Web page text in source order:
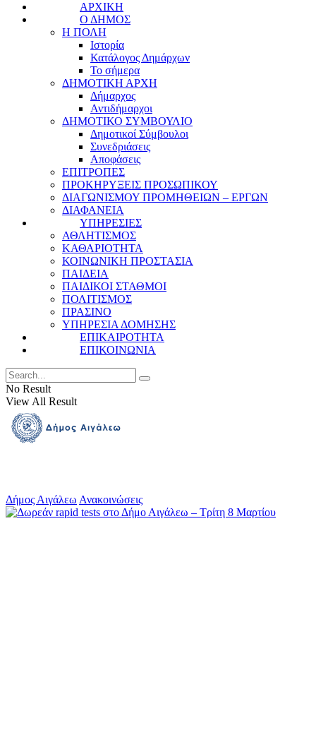
ΑΡΧΙΚΗ
Ο ΔΗΜΟΣ
Η ΠΟΛΗ
Ιστορία
Κατάλογος Δημάρχων
Το σήμερα
ΔΗΜΟΤΙΚΗ ΑΡΧΗ
Δήμαρχος
Αντιδήμαρχοι
ΔΗΜΟΤΙΚΟ ΣΥΜΒΟΥΛΙΟ
Δημοτικοί Σύμβουλοι
Συνεδριάσεις
Αποφάσεις
ΕΠΙΤΡΟΠΕΣ
ΠΡΟΚΗΡΥΞΕΙΣ ΠΡΟΣΩΠΙΚΟΥ
ΔΙΑΓΩΝΙΣΜΟΥ ΠΡΟΜΗΘΕΙΩΝ – ΕΡΓΩΝ
ΔΙΑΦΑΝΕΙΑ
ΥΠΗΡΕΣΙΕΣ
ΑΘΛΗΤΙΣΜΟΣ
ΚΑΘΑΡΙΟΤΗΤΑ
ΚΟΙΝΩΝΙΚΗ ΠΡΟΣΤΑΣΙΑ
ΠΑΙΔΕΙΑ
ΠΑΙΔΙΚΟΙ ΣΤΑΘΜΟΙ
ΠΟΛΙΤΙΣΜΟΣ
ΠΡΑΣΙΝΟ
ΥΠΗΡΕΣΙΑ ΔΟΜΗΣΗΣ
ΕΠΙΚΑΙΡΟΤΗΤΑ
ΕΠΙΚΟΙΝΩΝΙΑ
No Result
View All Result
Δήμος Αιγάλεω Ανακοινώσεις